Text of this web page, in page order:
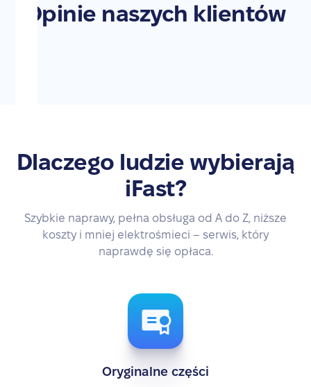
Opinie naszych klientów
Dlaczego ludzie wybierają
iFast?
Szybkie naprawy, pełna obsługa od A do Z, niższe
koszty i mniej elektrośmieci – serwis, który
naprawdę się opłaca.
Oryginalne części